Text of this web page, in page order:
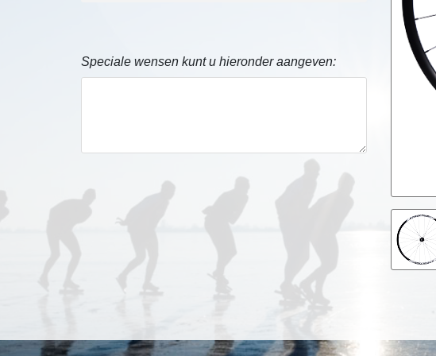
Speciale wensen kunt u hieronder aangeven: